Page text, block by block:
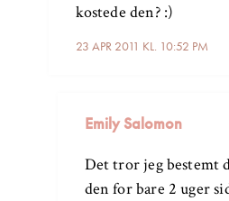
23 APR 2011 KL. 10:52 PM
kostede den? :)
Emily Salomon
Det tror jeg bestemt
den for bare 2 uger